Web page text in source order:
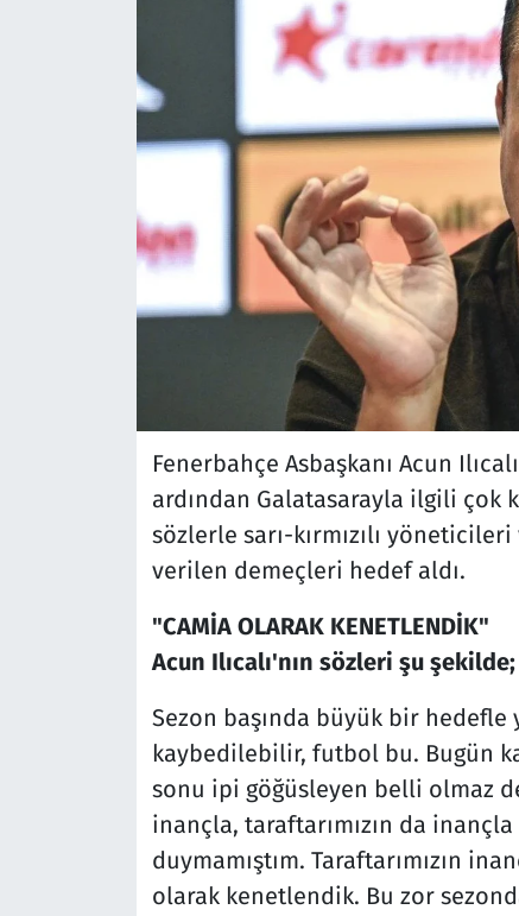
Fenerbahçe Asbaşkanı Acun
ardından Galatasarayla ilgili çok
sözlerle sarı-kırmızılı
verilen demeçleri hedef aldı.
"CAMİA OLARAK KENETLENDİK"
Acun Ilıcalı'nın sözleri şu şekilde;
Sezon başında büyük bir hedefle
kaybedilebilir, futbol bu. Bugün
sonu ipi göğüsleyen belli olmaz
inançla, taraftarımızın da
duymamıştım. Taraftarımızın
olarak kenetlendik. Bu zor